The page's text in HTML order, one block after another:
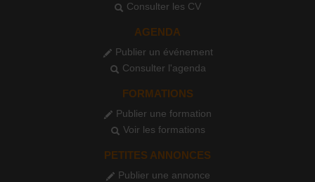
Consulter les CV
AGENDA
Publier un événement
Consulter l'agenda
FORMATIONS
Publier une formation
Voir les formations
PETITES ANNONCES
Publier une annonce